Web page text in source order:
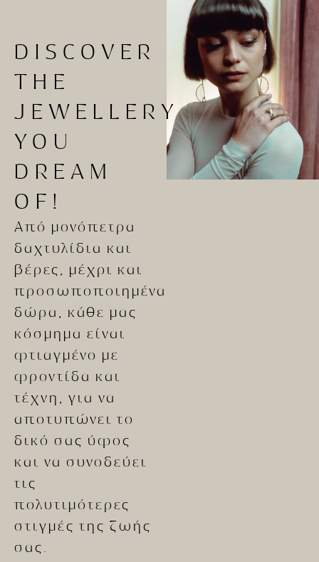
DISCOVER
THE
JEWELLERY
YOU
DREAM
OF!
Από μονόπετρα
δαχτυλίδια και
βέρες, μέχρι και
προσωποποιημένα
δώρα, κάθε μας
κόσμημα είναι
φτιαγμένο με
φροντίδα και
τέχνη, για να
αποτυπώνει το
δικό σας ύφος
και να συνοδεύει
τις
πολυτιμότερες
στιγμές της ζωής
σας.